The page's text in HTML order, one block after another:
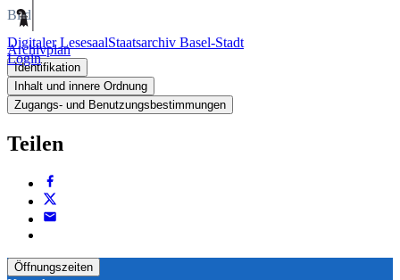
Digitaler LesesaalStaatsarchiv Basel-Stadt
Login
Bild
Archivplan
Identifikation
Inhalt und innere Ordnung
Zugangs- und Benutzungsbestimmungen
Teilen
Öffnungszeiten